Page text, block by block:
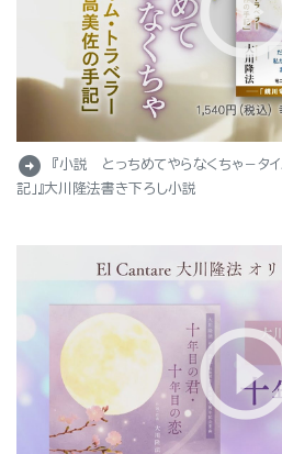
arrow_circle_right
『小説 とっちめてやらなくちゃ－タイ
記」』大川隆法書き下ろし小説